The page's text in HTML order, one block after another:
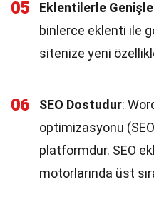
05 Eklentilerle
binlerce eklenti ile
sitenize yeni
06 SEO Dostudur:
optimizasyonu
platformdur. SEO
motorlarında üst